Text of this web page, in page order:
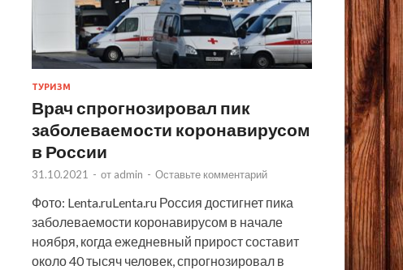
ТУРИЗМ
Врач спрогнозировал пик
заболеваемости коронавирусом
в России
31.10.2021 - от admin - Оставьте комментарий
Фото: Lenta.ruLenta.ru Россия достигнет пика
заболеваемости коронавирусом в начале
ноября, когда ежедневный прирост составит
около 40 тысяч человек, спрогнозировал в